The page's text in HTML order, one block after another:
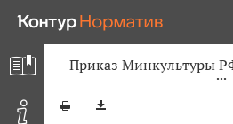
Приказ Минкультуры